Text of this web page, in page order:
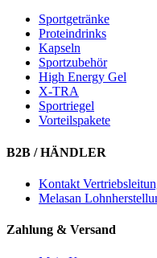
Sportgetränke
Proteindrinks
Kapseln
Sportzubehör
High Energy Gel
X-TRA
Sportriegel
Vorteilspakete
B2B / HÄNDLER
Kontakt
Melasan
Zahlung & Versand